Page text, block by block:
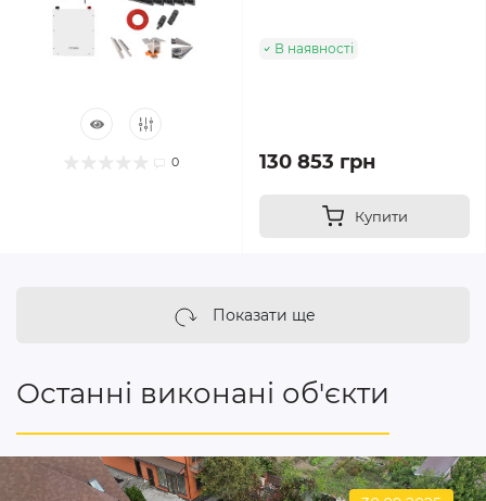
0
В наявності
130 853 грн
Купити
Показати ще
Останні виконані об'єкти